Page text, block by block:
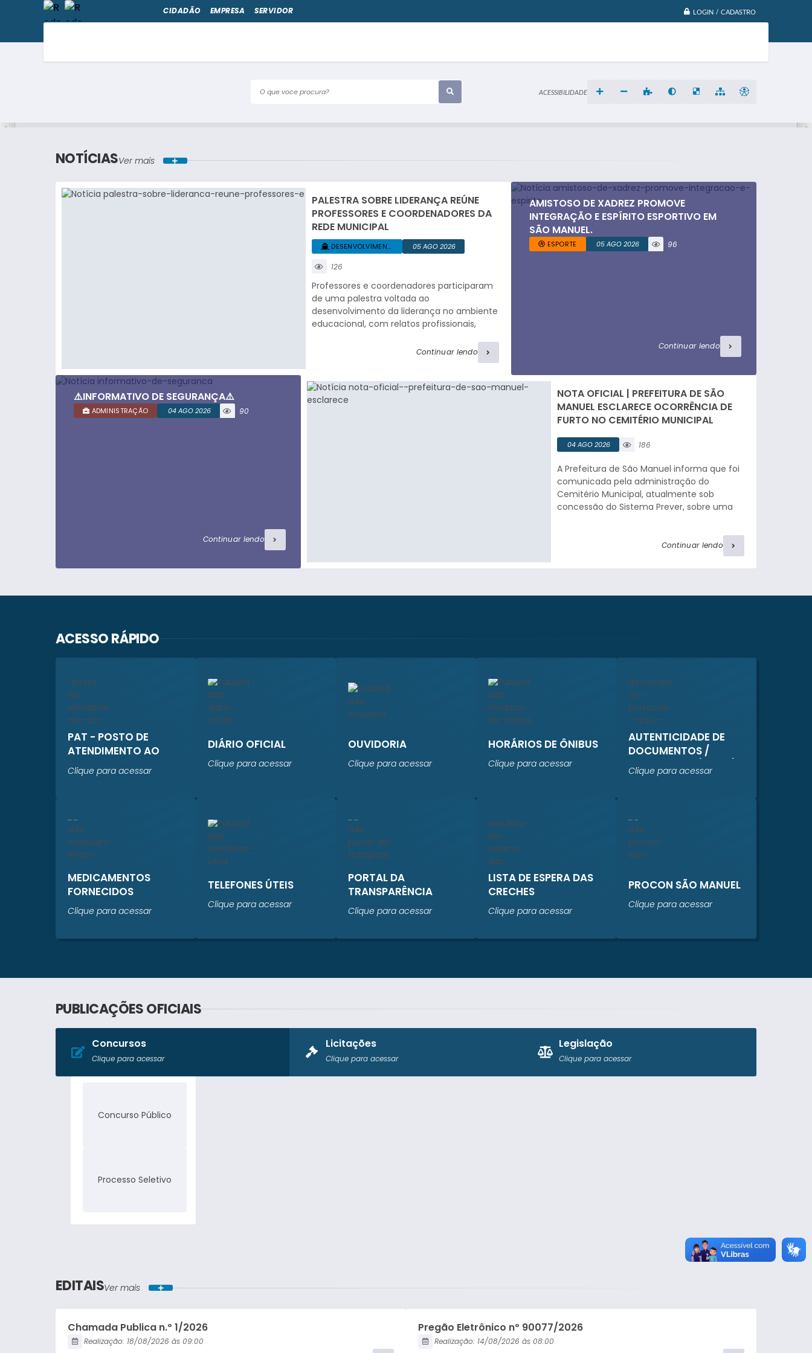
LOGIN / CADASTRO
O que voce procura?
CIDADÃO EMPRESA SERVIDOR
ACESSIBILIDADE
NOTÍCIASVer mais
PALESTRA SOBRE LIDERANÇA REÚNE
PROFESSORES E COORDENADORES DA
REDE MUNICIPAL
05 AGO 2026
DESENVOLVIMENTO... +1
126
visualizaç
ões
Professores e coordenadores participaram
de uma palestra voltada ao
desenvolvimento da liderança no ambiente
educacional, com relatos profissionais,
integração. César Ribeiro, Consultor e
Facilitador do Sebrae, iniciou o encontro
compartilhando sua trajetória em cargos
de liderança. O palestrante destacou a
Continuar lendo
AMISTOSO DE XADREZ PROMOVE
INTEGRAÇÃO E ESPÍRITO ESPORTIVO EM
SÃO MANUEL.
05 AGO 2026
ESPORTE
96
Continuar lendo
⚠️INFORMATIVO DE SEGURANÇA⚠️
04 AGO 2026
ADMINISTRAÇÃO
90
Continuar lendo
NOTA OFICIAL | PREFEITURA DE SÃO
MANUEL ESCLARECE OCORRÊNCIA DE
FURTO NO CEMITÉRIO MUNICIPAL
04 AGO 2026
186
ões
A Prefeitura de São Manuel informa que foi
comunicada pela administração do
Cemitério Municipal, atualmente sob
concessão do Sistema Prever, sobre uma
dependências do cemitério nesta semana.
De acordo com as informações repassadas
violado. A administração do Sistema Prever
Continuar lendo
ACESSO RÁPIDO
PAT - POSTO DE
ATENDIMENTO AO
TRABALHADOR
Clique para acessar
DIÁRIO OFICIAL
Clique para acessar
OUVIDORIA
Clique para acessar
HORÁRIOS DE ÔNIBUS
Clique para acessar
AUTENTICIDADE DE
DOCUMENTOS /
PROTOCOLO / IPTU /
ISS TAXAS /
Clique para acessar
MEDICAMENTOS
FORNECIDOS
Clique para acessar
TELEFONES ÚTEIS
Clique para acessar
PORTAL DA
TRANSPARÊNCIA
Clique para acessar
LISTA DE ESPERA DAS
CRECHES
Clique para acessar
PROCON SÃO MANUEL
Clique para acessar
PUBLICAÇÕES OFICIAIS
Concursos
Clique para acessar
Concurso Público
Processo Seletivo
Licitações
Clique para acessar
Legislação
Clique para acessar
EDITAISVer mais
Chamada Publica n.º 1/2026
Realização: 18/08/2026
09:00
Pregão Eletrônico nº 90077/2026
Realização: 14/08/2026
08:00